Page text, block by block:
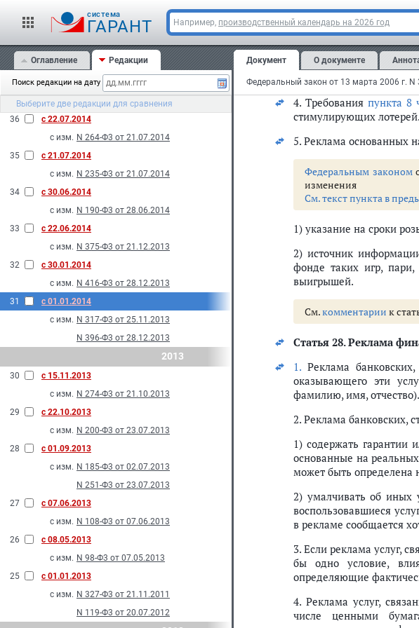
cистема
ГАРАНТ Например, производственный календарь на 2026 год
Оглавление Редакции
Поиск редакции на дату
Выберите две редакции для сравнения
N 490-Ф3 от 31.12.2014
2014
38
с 06.08.2014
с изм. N 143-Ф3 от 04.06.2014
37
с 02.08.2014
с изм. N 218-Ф3 от 21.07.2014
36
с 22.07.2014
с изм. N 264-Ф3 от 21.07.2014
35
с 21.07.2014
с изм. N 235-Ф3 от 21.07.2014
34
с 30.06.2014
с изм. N 190-Ф3 от 28.06.2014
33
с 22.06.2014
с изм. N 375-Ф3 от 21.12.2013
32
с 30.01.2014
с изм. N 416-Ф3 от 28.12.2013
31
с 01.01.2014
с изм. N 317-Ф3 от 25.11.2013
N 396-Ф3 от 28.12.2013
2013
30
с 15.11.2013
с изм. N 274-Ф3 от 21.10.2013
29
с 22.10.2013
с изм. N 200-Ф3 от 23.07.2013
28
с 01.09.2013
с изм. N 185-Ф3 от 02.07.2013
N 251-Ф3 от 23.07.2013
27
с 07.06.2013
с изм. N 108-Ф3 от 07.06.2013
26
с 08.05.2013
с изм. N 98-Ф3 от 07.05.2013
25
с 01.01.2013
с изм. N 327-Ф3 от 21.11.2011
N 119-Ф3 от 20.07.2012
Документ О документе
Федеральный закон от 13 марта 2006 г.
осуществления
1ипунктов 1и2
сопутствующих
деятельности по
исключительно среди
3 части 2настоящей
4. Требованияпункта 8
стимулирующих лотерей.
5. Реклама основанных
Федеральным законом
изменения
См. текст пункта в
1) указание на сроки
2) источник
фонде таких игр,
выигрышей.
См.комментарии к
Статья 28.Реклама
1. Реклама
оказывающего эти
фамилию, имя, отчество).
2. Реклама банковских,
1) содержать гарантии
основанные на
может быть определена
2) умалчивать об иных
воспользовавшиеся
в рекламе сообщается
3. Если реклама услуг,
бы одно условие,
определяющие
4. Реклама услуг,
числе ценными